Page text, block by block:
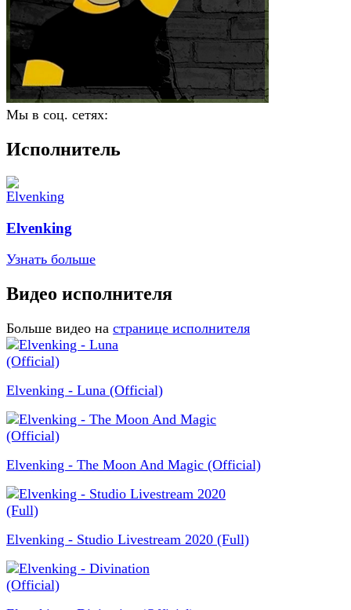
Мы в соц. сетях:
Исполнитель
Elvenking
Узнать больше
Видео исполнителя
Больше видео на странице исполнителя
Elvenking - Luna (Official)
Elvenking - The Moon And Magic (Official)
Elvenking - Studio Livestream 2020 (Full)